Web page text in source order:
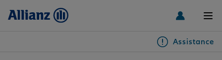
Assistance